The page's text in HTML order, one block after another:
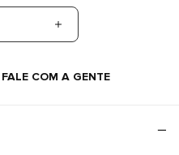
FALE COM A GENTE